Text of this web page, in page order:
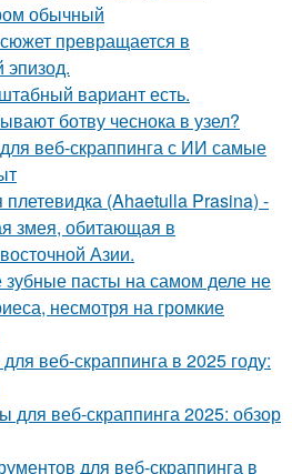
обычный
превращается в
вариант есть.
ботву чеснока в узел?
веб-скраппинга с ИИ самые
плетевидка (Ahaetulla Prasina) -
змея, обитающая в
Азии.
пасты на самом деле не
несмотря на громкие
веб-скраппинга в 2025 году:
для веб-скраппинга 2025: обзор
для веб-скраппинга в